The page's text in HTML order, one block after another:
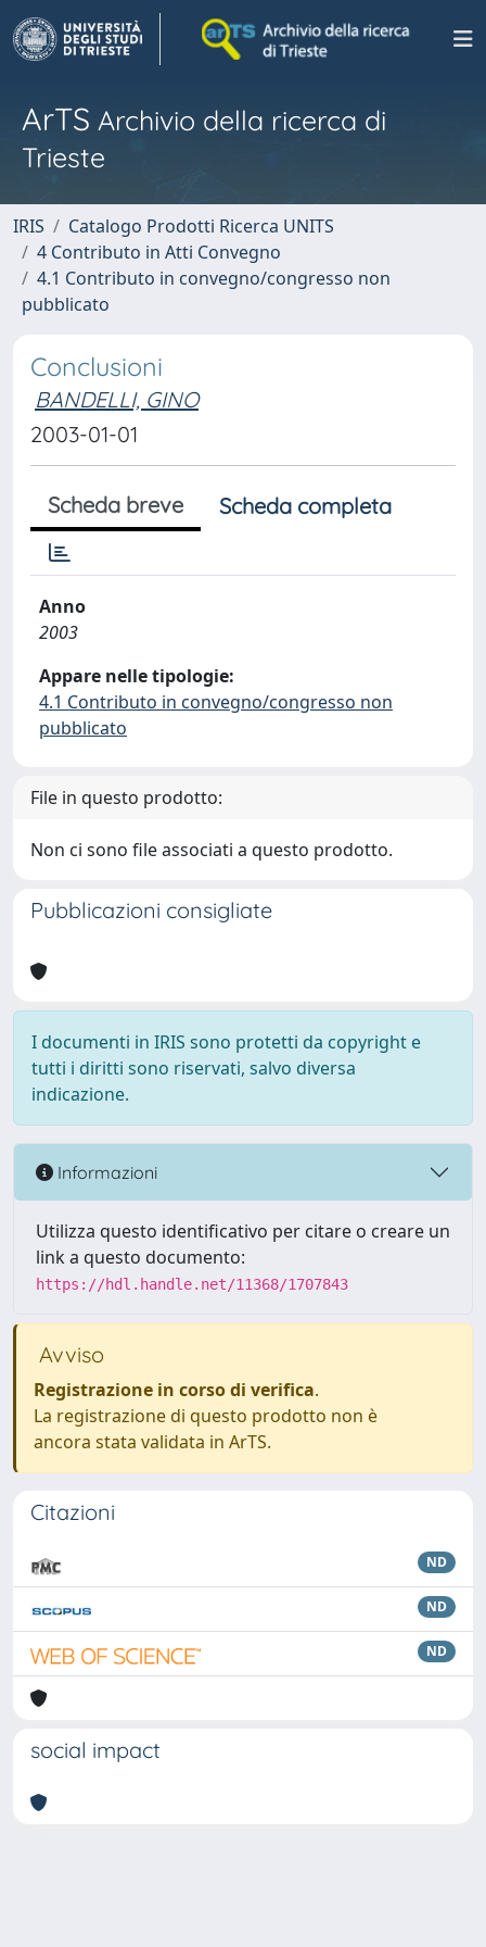
ArTS Archivio della ricerca di
Trieste
IRIS
Catalogo Prodotti Ricerca UNITS
4 Contributo in Atti Convegno
4.1 Contributo in convegno/congresso non
pubblicato
Conclusioni
BANDELLI, GINO
2003-01-01
Scheda breve Scheda completa
Anno
2003
Appare nelle tipologie:
4.1 Contributo in convegno/congresso non
pubblicato
File in questo prodotto:
Non ci sono file associati a questo prodotto.
Pubblicazioni consigliate
I documenti in IRIS sono protetti da copyright e
tutti i diritti sono riservati, salvo diversa
indicazione.
Informazioni
Utilizza questo identificativo per citare o creare un
link a questo documento:
https://hdl.handle.net/11368/1707843
Avviso
Registrazione in corso di verifica.
La registrazione di questo prodotto non è
ancora stata validata in ArTS.
Citazioni
ND
ND
ND
social impact